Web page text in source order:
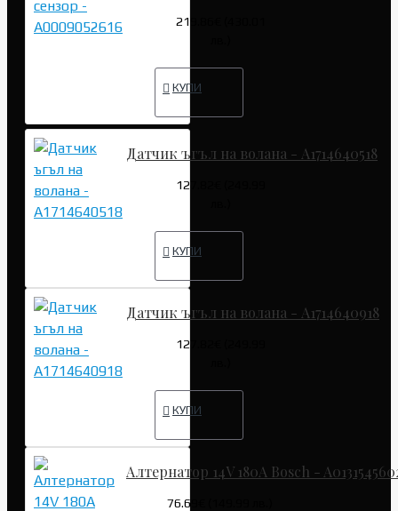
219.86€ (430.01
КУПИ
Датчик ъгъл на волана - A1714640518
127.82€ (249.99
КУПИ
Датчик ъгъл на волана - A1714640918
127.82€ (249.99
КУПИ
Алтернатор 14V 180A Bosch -
76.69€ (149.99 лв.)